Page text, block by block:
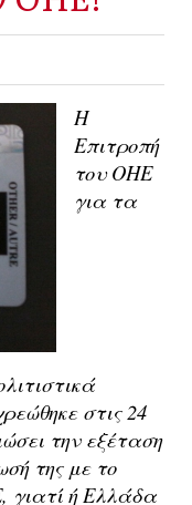
Η
Επιτροπή
του ΟΗΕ
για τα
στις 24
την εξέταση
της με το
γιατί ή Ελλάδα